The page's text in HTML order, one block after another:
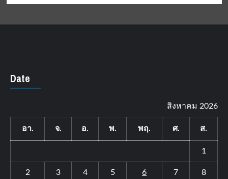
Date
สิงหาคม 2026
อา. จ. อ. พ. พฤ. ศ. ส.
1
2 3 4 5 6 7 8